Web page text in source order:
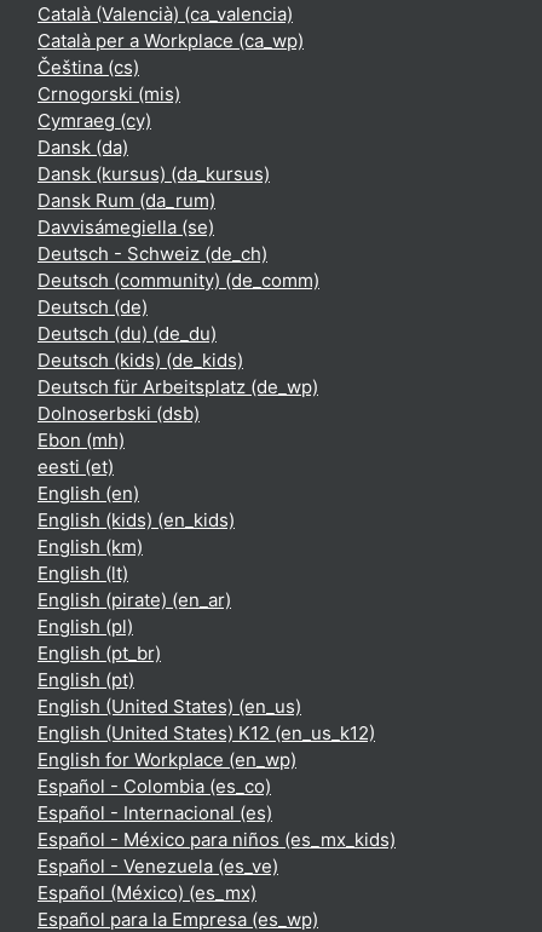
Català (Valencià) ‎(ca_valencia)‎
Català per a Workplace ‎(ca_wp)‎
Čeština ‎(cs)‎
Crnogorski ‎(mis)‎
Cymraeg ‎(cy)‎
Dansk ‎(da)‎
Dansk (kursus) ‎(da_kursus)‎
Dansk Rum ‎(da_rum)‎
Davvisámegiella ‎(se)‎
Deutsch - Schweiz ‎(de_ch)‎
Deutsch (community) ‎(de_comm)‎
Deutsch ‎(de)‎
Deutsch (du) ‎(de_du)‎
Deutsch (kids) ‎(de_kids)‎
Deutsch für Arbeitsplatz ‎(de_wp)‎
Dolnoserbski ‎(dsb)‎
Ebon ‎(mh)‎
eesti ‎(et)‎
English ‎(en)‎
English (kids) ‎(en_kids)‎
English ‎(km)‎
English ‎(lt)‎
English (pirate) ‎(en_ar)‎
English ‎(pl)‎
English ‎(pt_br)‎
English ‎(pt)‎
English (United States) ‎(en_us)‎
English (United States) K12 ‎(en_us_k12)‎
English for Workplace ‎(en_wp)‎
Español - Colombia ‎(es_co)‎
Español - Internacional ‎(es)‎
Español - México para niños ‎(es_mx_kids)‎
Español - Venezuela ‎(es_ve)‎
Español (México) ‎(es_mx)‎
Español para la Empresa ‎(es_wp)‎